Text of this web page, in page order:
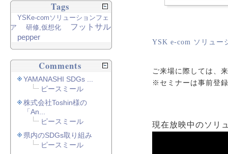
YSK e-com ソリュー
ご来場に際しては、
※セミナーは事前登
現在放映中のソリ
Tags
YSKe-comソリューションフェ
ア
研修,仮想化
フットサル
pepper
Comments
YAMANASHI SDGs ...
ピースミール
株式会社Toshin様の
「An...
ピースミール
県内のSDGs取り組み
ピースミール